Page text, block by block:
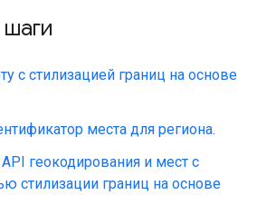
с стилизацией границ на основе
места для региона.
геокодирования и мест с
стилизации границ на основе